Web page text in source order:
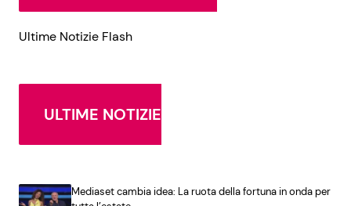
Privacy Policy
Ultime Notizie Flash
ULTIME NOTIZIE
Mediaset cambia idea: La ruota della fortuna in onda per